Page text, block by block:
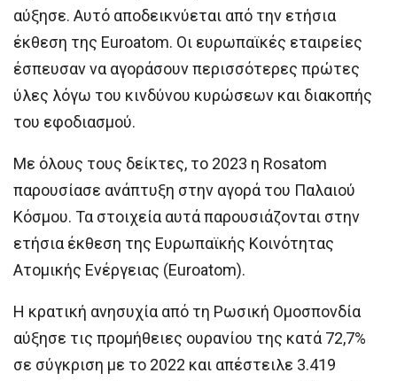
αύξησε. Αυτό αποδεικνύεται από την ετήσια
έκθεση της Euroatom. Οι ευρωπαϊκές εταιρείες
έσπευσαν να αγοράσουν περισσότερες πρώτες
ύλες λόγω του κινδύνου κυρώσεων και διακοπής
του εφοδιασμού.
Με όλους τους δείκτες, το 2023 η Rosatom
παρουσίασε ανάπτυξη στην αγορά του Παλαιού
Κόσμου. Τα στοιχεία αυτά παρουσιάζονται στην
ετήσια έκθεση της Ευρωπαϊκής Κοινότητας
Ατομικής Ενέργειας (Euroatom).
Η κρατική ανησυχία από τη Ρωσική Ομοσπονδία
αύξησε τις προμήθειες ουρανίου της κατά 72,7%
σε σύγκριση με το 2022 και απέστειλε 3.419